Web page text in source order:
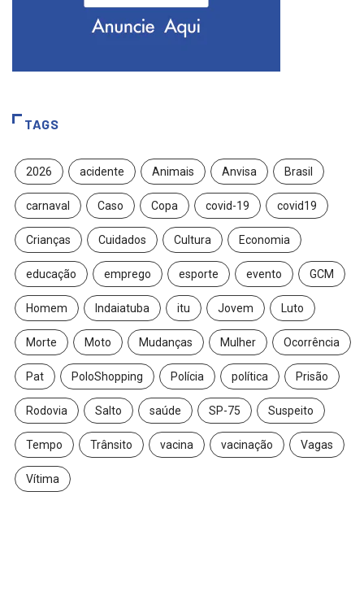
TAGS
2026 acidente Animais Anvisa Brasil
carnaval Caso Copa covid-19 covid19
Crianças Cuidados Cultura Economia
educação emprego esporte evento GCM
Homem Indaiatuba itu Jovem Luto
Morte Moto Mudanças Mulher Ocorrência
Pat PoloShopping Polícia política Prisão
Rodovia Salto saúde SP-75 Suspeito
Tempo Trânsito vacina vacinação Vagas
Vítima